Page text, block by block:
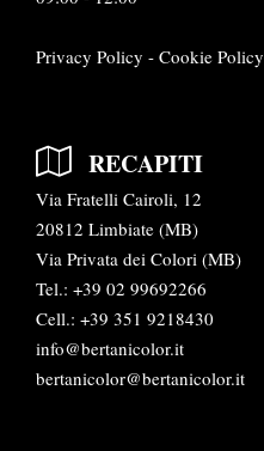
Privacy Policy - Cookie Policy
RECAPITI
Via Fratelli Cairoli, 12
20812 Limbiate (MB)
Via Privata dei Colori (MB)
Tel.: +39 02 99692266
Cell.: +39 351 9218430
info@bertanicolor.it
bertanicolor@bertanicolor.it